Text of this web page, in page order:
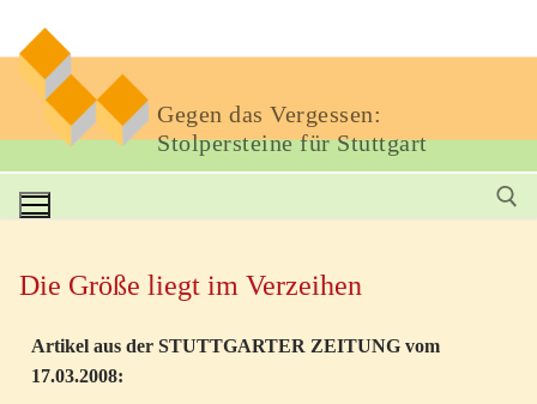
Gegen das Vergessen:
Stolpersteine für Stuttgart
Die Größe liegt im Verzeihen
Artikel aus der STUTTGARTER ZEITUNG vom
17.03.2008: